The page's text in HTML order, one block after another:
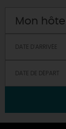
Mon hôtel